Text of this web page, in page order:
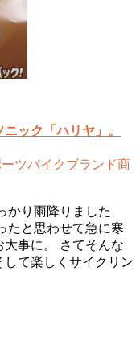
ック「ハリヤ」。
ツバイク ブランド商
かり雨降りました
たと思わせて急に寒
事に。 さてそんな
て楽しくサイクリン